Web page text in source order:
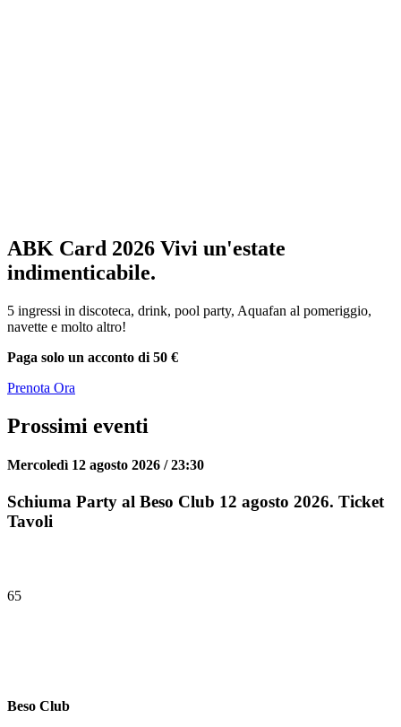
ABK Card 2026 Vivi un'estate
indimenticabile.
5 ingressi in discoteca, drink, pool party, Aquafan al pomeriggio,
navette e molto altro!
Paga solo un acconto di 50 €
Prenota Ora
Prossimi eventi
Mercoledì 12 agosto 2026 / 23:30
Schiuma Party al Beso Club 12 agosto 2026. Ticket
Tavoli
65
Beso Club